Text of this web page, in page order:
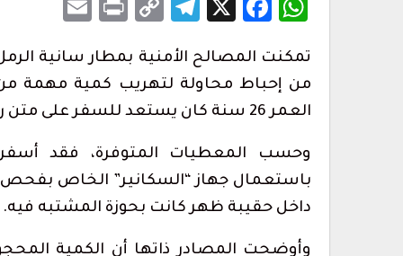
WhatsApp
Facebook
X
Telegram
Copy
Print
من إحباط محاولة لتهريب كمية مهمة
العمر 26 سنة كان يستعد للسفر على متن رحلة داخلية في اتجاه مدينة الدار البيضاء.
وحسب المعطيات المتوفرة، فقد أسفرت
باستعمال جهاز “السكانير” الخاص بفحص
داخل حقيبة ظهر كانت بحوزة المشتبه فيه.
داخل قوالب…
أغسطس 5, 2026
ولاية أمن طنجة تنجح في توقيف
أغسطس 4, 2026
حكومة سبتة: بين 3 و5 آلاف
داخل المدينة و862…